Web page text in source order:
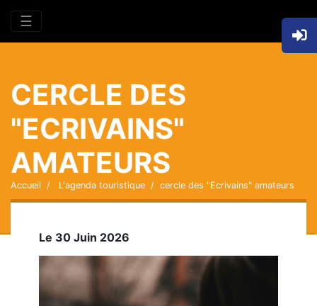
☰
CERCLE DES
"ECRIVAINS"
AMATEURS
Accueil L'agenda touristique cercle des "Ecrivains" amateurs
Le 30 Juin 2026